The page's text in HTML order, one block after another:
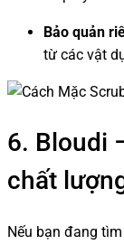
Bảo quản
từ các vật
6. Bloudi
chất
Nếu bạn đang